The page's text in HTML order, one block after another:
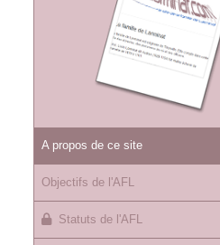
A propos de ce site
Objectifs de l'AFL
Statuts de l'AFL